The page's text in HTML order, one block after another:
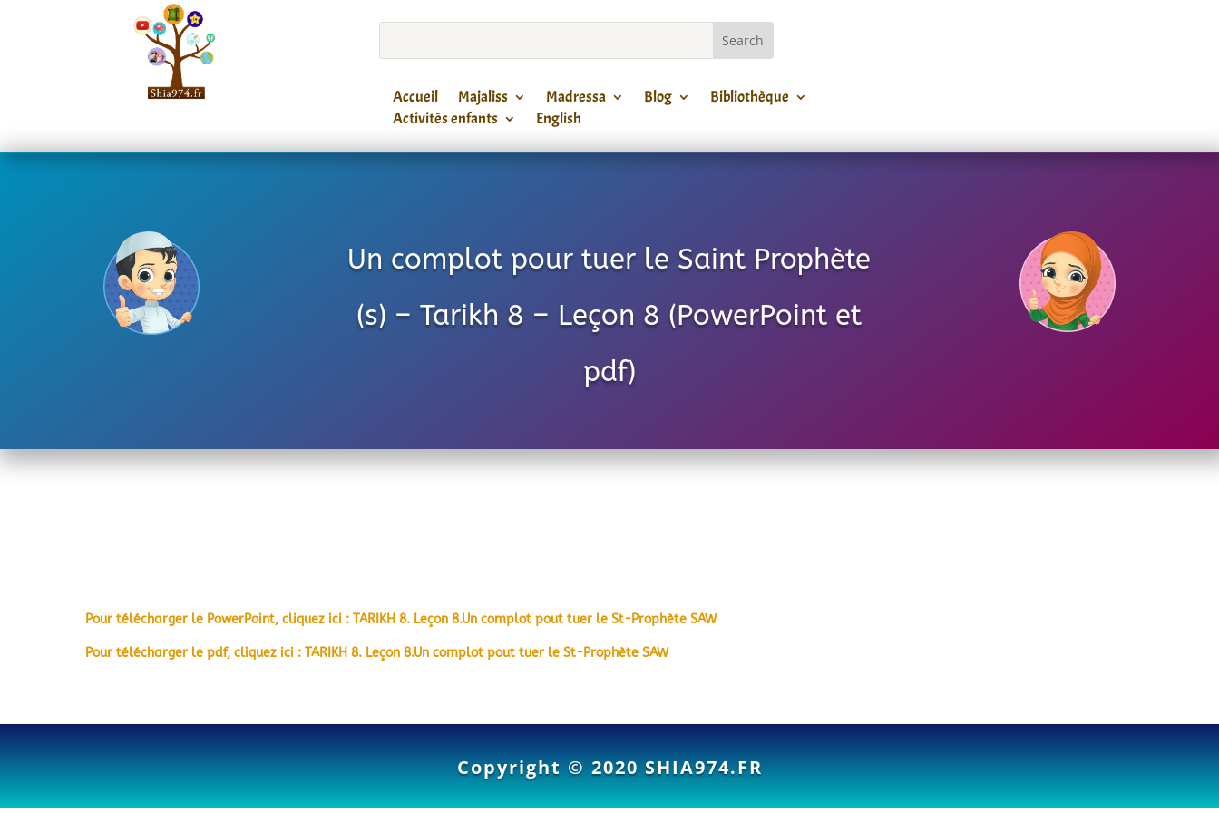
Accueil Majaliss Madressa Blog
Bibliothèque
Activités enfants
English
Un complot pour tuer le Saint Prophète
(s) – Tarikh 8 – Leçon 8 (PowerPoint et
pdf)
Pour télécharger le PowerPoint, cliquez ici : TARIKH 8. Leçon 8.Un complot pout tuer le St-Prophète SAW
Pour télécharger le pdf, cliquez ici : TARIKH 8. Leçon 8.Un complot pout tuer le St-Prophète SAW
Copyright © 2020SHIA974.FR